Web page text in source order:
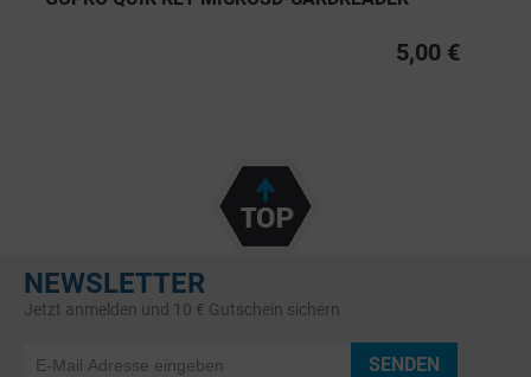
5,00 €
NEWSLETTER
Jetzt anmelden und 10 € Gutschein sichern
SENDEN